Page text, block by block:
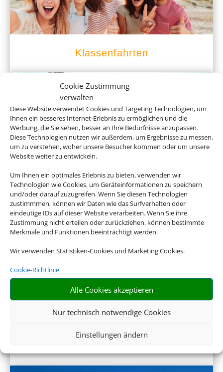
Cookie-Zustimmung
verwalten
Diese Website verwendet Cookies und Targeting Technologien, um
Ihnen ein besseres Internet-Erlebnis zu ermöglichen und die
Werbung, die Sie sehen, besser an Ihre Bedürfnisse anzupassen.
Diese Technologien nutzen wir außerdem, um Ergebnisse zu messen,
um zu verstehen, woher unsere Besucher kommen oder um unsere
Website weiter zu entwickeln.
Um Ihnen ein optimales Erlebnis zu bieten, verwenden wir
Technologien wie Cookies, um Geräteinformationen zu speichern
und/oder darauf zuzugreifen. Wenn Sie diesen Technologien
zustimmmen, können wir Daten wie das Surfverhalten oder
eindeutige IDs auf dieser Website verarbeiten. Wenn Sie ihre
Zustimmung nicht erteilen oder zurückziehen, können bestimmte
Merkmale und Funktionen beeinträchtigt werden.
Wir verwenden Statistiken-Cookies und Marketing Cookies.
Cookie-Richtlinie
Alle Cookies akzeptieren
Nur technisch notwendige Cookies
Einstellungen ändern
Klassenfahrten
Empfehlungen für Ihre Reise
Sinnvolle Extras, die oft dazu gebucht werden.